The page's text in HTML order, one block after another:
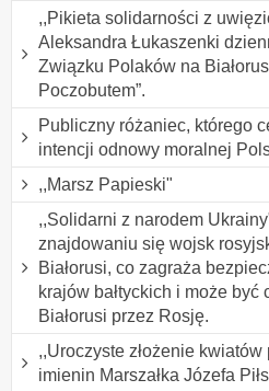
,,Pikieta solidarności z
Aleksandra Łukaszenki
Związku Polaków na
Poczobutem”.
Publiczny różaniec, którego
intencji odnowy moralnej
,,Marsz Papieski"
,,Solidarni z narodem
znajdowaniu się wojsk
Białorusi, co zagraża
krajów bałtyckich i może
Białorusi przez Rosję.
,,Uroczyste złożenie
imienin Marszałka Józefa